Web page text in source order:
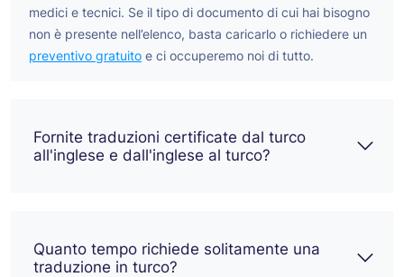
medici e tecnici. Se il tipo di documento di cui hai bisogno
non è presente nell’elenco, basta caricarlo o richiedere un
preventivo gratuito e ci occuperemo noi di tutto.
Fornite traduzioni certificate dal turco
all'inglese e dall'inglese al turco?
Quanto tempo richiede solitamente una
traduzione in turco?